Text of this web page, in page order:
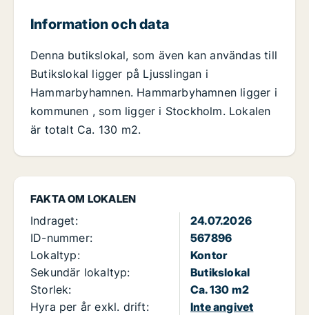
FAKTA OM LOKALEN
Indraget:
24.07.2026
ID-nummer:
567896
Lokaltyp:
Kontor
Sekundär lokaltyp:
Butikslokal
Storlek:
Ca. 130 m2
Hyra per år exkl. drift:
Inte angivet
Information och data
Denna butikslokal, som även kan användas till
Butikslokal ligger på Ljusslingan i
Hammarbyhamnen. Hammarbyhamnen ligger i
kommunen , som ligger i Stockholm. Lokalen
är totalt Ca. 130 m2.